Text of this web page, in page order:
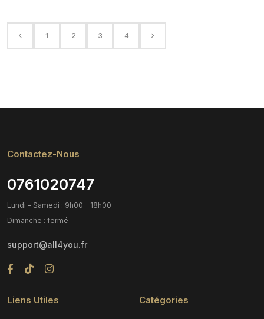
1 2 3 4
Contactez-Nous
0761020747
Lundi - Samedi : 9h00 - 18h00
Dimanche : fermé
support@all4you.fr
Liens Utiles Catégories